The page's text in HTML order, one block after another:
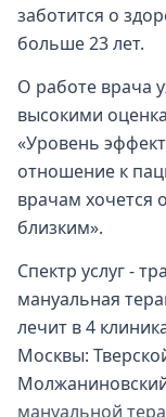
заботится о
больше 23 лет.
О работе врача
высокими
«Уровень
отношение к
врачам хочется
близким».
Спектр услуг -
мануальная
лечит в 4
Москвы:
мануальной